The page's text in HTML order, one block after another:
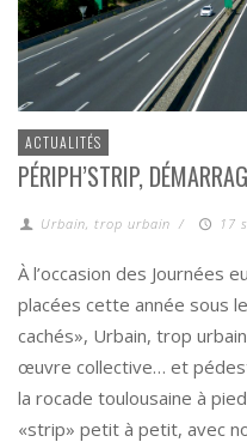
ACTUALITÉS
PÉRIPH’STRIP,
Urbain, trop urbain / 17
À l’occasion des Journées
placées cette année sous
cachés», Urbain, trop
œuvre collective… et
la rocade toulousaine à
«strip» petit à petit, avec